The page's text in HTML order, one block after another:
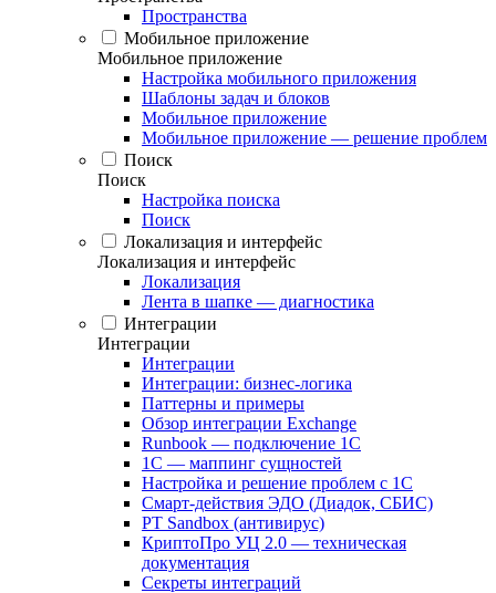
Пространства
Мобильное приложение
Мобильное приложение
Настройка мобильного приложения
Шаблоны задач и блоков
Мобильное приложение
Мобильное приложение — решение проблем
Поиск
Поиск
Настройка поиска
Поиск
Локализация и интерфейс
Локализация и интерфейс
Локализация
Лента в шапке — диагностика
Интеграции
Интеграции
Интеграции
Интеграции: бизнес-логика
Паттерны и примеры
Обзор интеграции Exchange
Runbook — подключение 1С
1С — маппинг сущностей
Настройка и решение проблем с 1С
Смарт-действия ЭДО (Диадок, СБИС)
PT Sandbox (антивирус)
КриптоПро УЦ 2.0 — техническая
документация
Секреты интеграций